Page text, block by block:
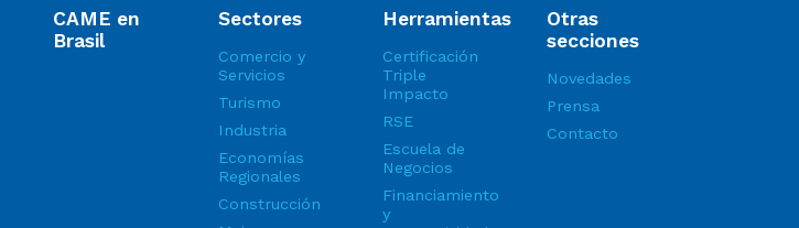
CAME en
Brasil
Sectores
Comercio y
Servicios
Turismo
Industria
Economías
Regionales
Construcción
Herramientas
Certificación
Triple
Impacto
RSE
Escuela de
Negocios
Financiamiento
y
Otras
secciones
Novedades
Prensa
Contacto